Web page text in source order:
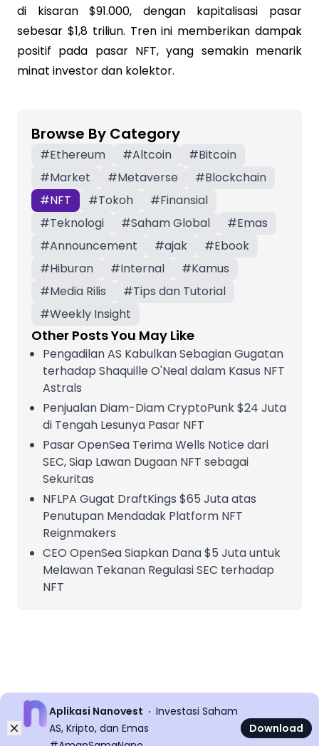
di kisaran $91.000, dengan kapitalisasi pasar
sebesar $1,8 triliun. Tren ini memberikan dampak
positif pada pasar NFT, yang semakin menarik
minat investor dan kolektor.
Browse By Category
#Ethereum #Altcoin #Bitcoin
#Market #Metaverse #Blockchain
#NFT #Tokoh #Finansial
#Teknologi #Saham Global #Emas
#Announcement #ajak #Ebook
#Hiburan #Internal #Kamus
#Media Rilis #Tips dan Tutorial
#Weekly Insight
Other Posts You May Like
Pengadilan AS Kabulkan Sebagian Gugatan
terhadap Shaquille O'Neal dalam Kasus NFT
Astrals
Penjualan Diam-Diam CryptoPunk $24 Juta
di Tengah Lesunya Pasar NFT
Pasar OpenSea Terima Wells Notice dari
SEC, Siap Lawan Dugaan NFT sebagai
Sekuritas
NFLPA Gugat DraftKings $65 Juta atas
Penutupan Mendadak Platform NFT
Reignmakers
CEO OpenSea Siapkan Dana $5 Juta untuk
Melawan Tekanan Regulasi SEC terhadap
NFT
Dismiss
Aplikasi Nanovest
Investasi Saham
AS, Kripto, dan Emas
Download